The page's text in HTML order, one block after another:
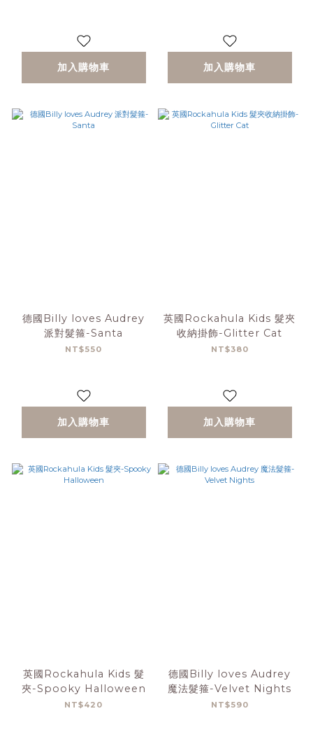
加入購物車 加入購物車
德國Billy loves Audrey
派對髮箍-Santa
NT$550
加入購物車
英國Rockahula Kids 髮夾
收納掛飾-Glitter Cat
NT$380
加入購物車
英國Rockahula Kids 髮
夾-Spooky Halloween
NT$420
德國Billy loves Audrey
魔法髮箍-Velvet Nights
NT$590